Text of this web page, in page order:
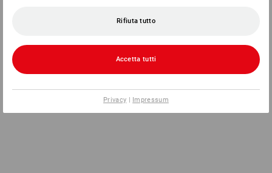
Rifiuta tutto
Accetta tutti
Privacy | Impressum